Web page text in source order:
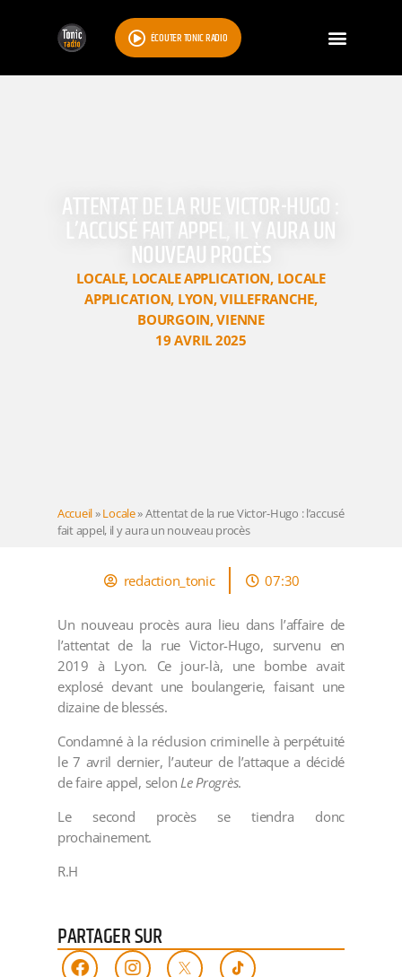
ÉCOUTER TONIC RADIO
ATTENTAT DE LA RUE VICTOR-HUGO :
L’ACCUSÉ FAIT APPEL, IL Y AURA UN
NOUVEAU PROCÈS
LOCALE, LOCALE APPLICATION, LOCALE
APPLICATION, LYON,VILLEFRANCHE,
BOURGOIN,VIENNE
19 AVRIL 2025
Accueil»Locale»Attentat de la rue Victor-Hugo : l’accusé
fait appel, il y aura un nouveau procès
redaction_tonic 07:30
Un nouveau procès aura lieu dans l’affaire de
l’attentat de la rue Victor-Hugo, survenu en
2019 à Lyon. Ce jour-là, une bombe avait
explosé devant une boulangerie, faisant une
dizaine de blessés.
Condamné à la réclusion criminelle à perpétuité
le 7 avril dernier, l’auteur de l’attaque a décidé
de faire appel, selonLe Progrès.
Le second procès se tiendra donc
prochainement.
R.H
PARTAGER SUR